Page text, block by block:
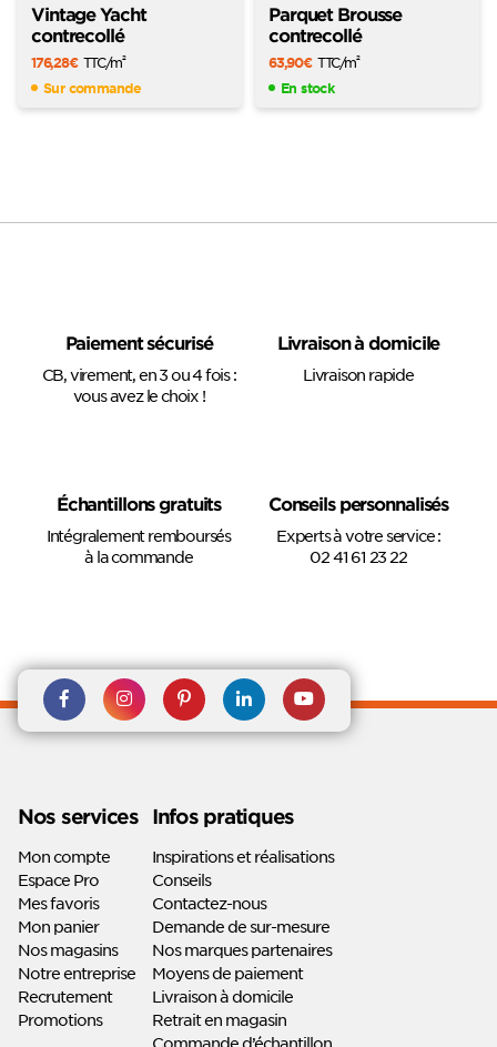
Vintage Yacht
contrecollé
176,28€ TTC/m2
Sur commande
Parquet Brousse
contrecollé
63,90€ TTC/m2
En stock
Paiement sécurisé
CB, virement, en 3 ou 4 fois :
vous avez le choix !
Livraison à domicile
Livraison rapide
Échantillons gratuits
Intégralement remboursés
à la commande
Conseils personnalisés
Experts à votre service :
02 41 61 23 22
Rejoignez nous sur Facebook
Suivez-nous sur
Instagram
Suivez-nous sur
Pinterest
Suivez-
nous sur
Suivez-
nous sur
Nos services
Mon compte
Espace Pro
Mes favoris
Mon panier
Nos magasins
Notre entreprise
Recrutement
Promotions
Infos pratiques
Inspirations et réalisations
Conseils
Contactez-nous
Demande de sur-mesure
Nos marques partenaires
Moyens de paiement
Livraison à domicile
Retrait en magasin
Commande d’échantillon